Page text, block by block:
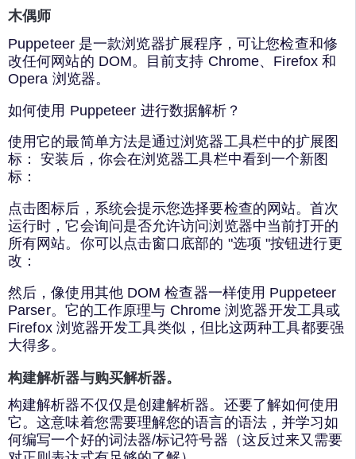
木偶师
Puppeteer 是一款浏览器扩展程序，可让您检查和修
改任何网站的 DOM。目前支持 Chrome、Firefox 和
Opera 浏览器。
如何使用 Puppeteer 进行数据解析？
使用它的最简单方法是通过浏览器工具栏中的扩展图
标： 安装后，你会在浏览器工具栏中看到一个新图
标：
点击图标后，系统会提示您选择要检查的网站。首次
运行时，它会询问是否允许访问浏览器中当前打开的
所有网站。你可以点击窗口底部的 "选项 "按钮进行更
改：
然后，像使用其他 DOM 检查器一样使用 Puppeteer
Parser。它的工作原理与 Chrome 浏览器开发工具或
Firefox 浏览器开发工具类似，但比这两种工具都要强
大得多。
构建解析器与购买解析器。
构建解析器不仅仅是创建解析器。还要了解如何使用
它。这意味着您需要理解您的语言的语法，并学习如
何编写一个好的词法器/标记符号器（这反过来又需要